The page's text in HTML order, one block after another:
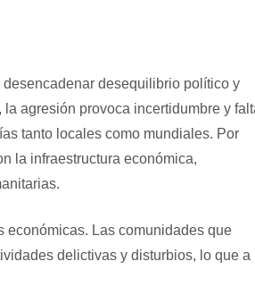
desequilibrio político y
agresión provoca incertidumbre y
tanto locales como mundiales. Por
la infraestructura económica,
Las comunidades que
delictivas y disturbios, lo que a